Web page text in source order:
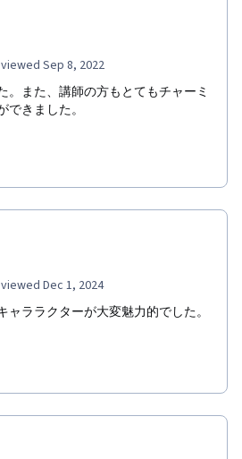
Sep 8, 2022
。また、講師の方もとてもチャーミ
きました。
Dec 1, 2024
ララクターが大変魅力的でした。